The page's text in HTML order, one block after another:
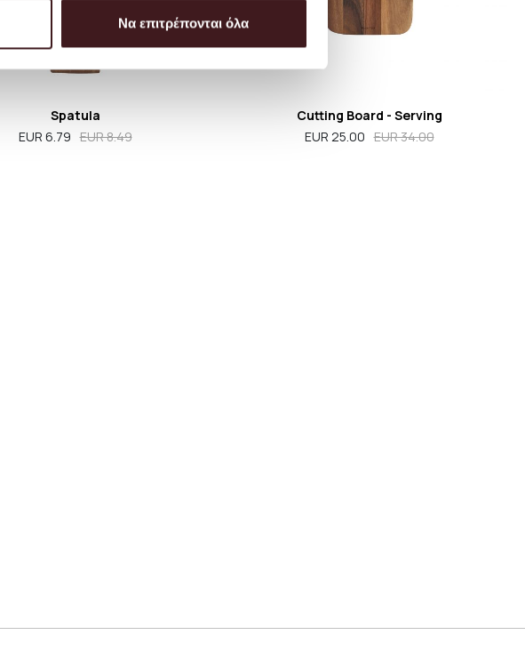
Να επιτρέπονται όλα
Spatula
EUR 6.79 EUR 8.49
Cutting Board - Serving
EUR 25.00 EUR 34.00